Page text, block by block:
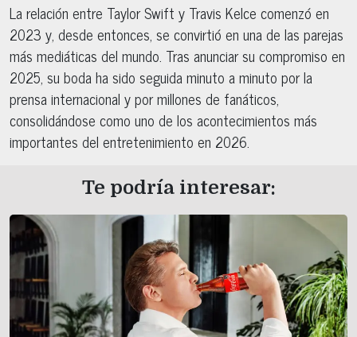
La relación entre Taylor Swift y Travis Kelce comenzó en
2023 y, desde entonces, se convirtió en una de las parejas
más mediáticas del mundo. Tras anunciar su compromiso en
2025, su boda ha sido seguida minuto a minuto por la
prensa internacional y por millones de fanáticos,
consolidándose como uno de los acontecimientos más
importantes del entretenimiento en 2026.
Te podría interesar: